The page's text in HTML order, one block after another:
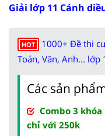
Giải lớp 11 Cánh
HOT
1000+ Đề thi
Toán, Văn, Anh... lớp
Các sản
Combo 3 khóa
chỉ với 250k